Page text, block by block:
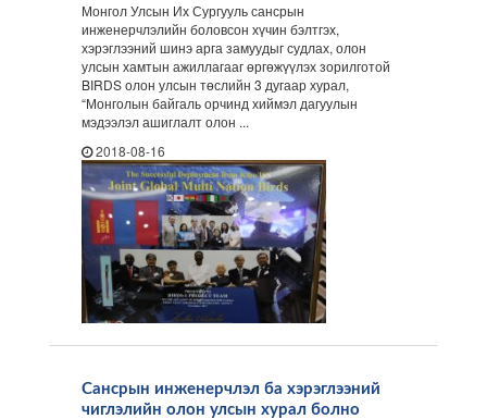
Монгол Улсын Их Сургууль сансрын
инженерчлэлийн боловсон хүчин бэлтгэх,
хэрэглээний шинэ арга замуудыг судлах, олон
улсын хамтын ажиллагааг өргөжүүлэх зорилготой
BIRDS олон улсын төслийн 3 дугаар хурал,
“Монголын байгаль орчинд хиймэл дагуулын
мэдээлэл ашиглалт олон ...
2018-08-16
Сансрын инженерчлэл ба хэрэглээний
чиглэлийн олон улсын хурал болно